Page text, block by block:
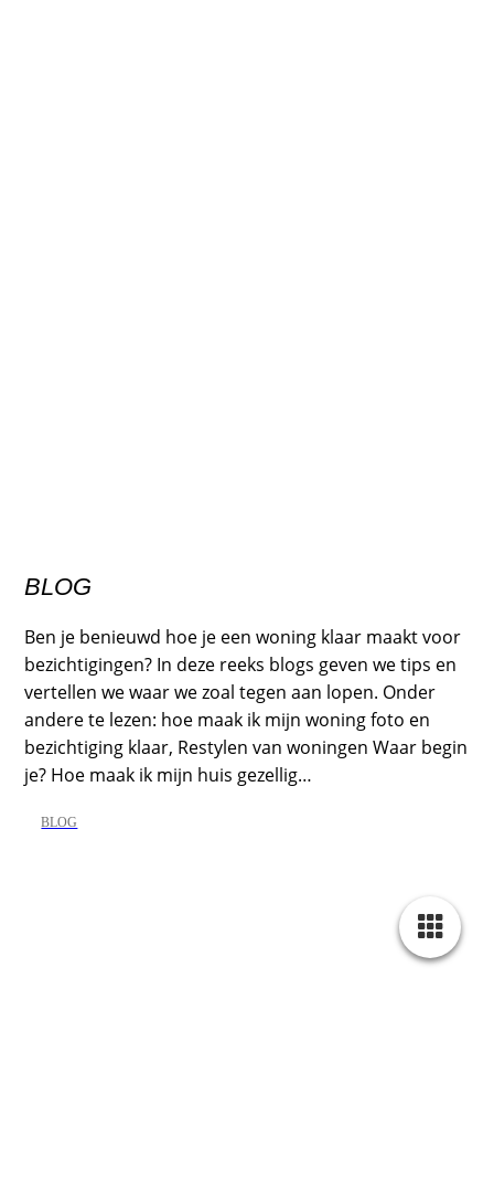
BLOG
Ben je benieuwd hoe je een woning klaar maakt voor
bezichtigingen? In deze reeks blogs geven we tips en
vertellen we waar we zoal tegen aan lopen. Onder
andere te lezen: hoe maak ik mijn woning foto en
bezichtiging klaar, Restylen van woningen Waar begin
je? Hoe maak ik mijn huis gezellig…
BLOG